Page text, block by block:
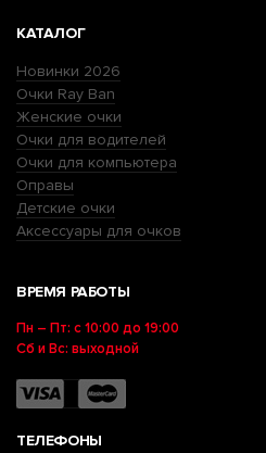
КАТАЛОГ
Новинки 2026
Очки Ray Ban
Женские очки
Очки для водителей
Очки для компьютера
Оправы
Детские очки
Аксессуары для очков
ВРЕМЯ РАБОТЫ
Пн – Пт: с 10:00 до 19:00
Сб и Вс: выходной
ТЕЛЕФОНЫ